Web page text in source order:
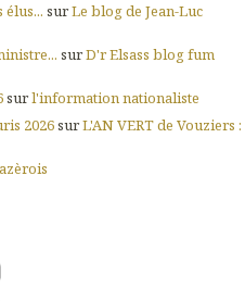
surLe blog de Jean-Luc
surD'r Elsass blog fum
surl'information nationaliste
2026surL'AN VERT de Vouziers :